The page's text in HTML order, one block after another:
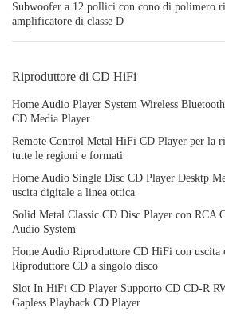
Subwoofer a 12 pollici con cono di polimero
amplificatore di classe D
Riproduttore di CD HiFi
Home Audio Player System Wireless
CD Media Player
Remote Control Metal HiFi CD Player per la
tutte le regioni e formati
Home Audio Single Disc CD Player Desktp
uscita digitale a linea ottica
Solid Metal Classic CD Disc Player con RCA
Audio System
Home Audio Riproduttore CD HiFi con uscita
Riproduttore CD a singolo disco
Slot In HiFi CD Player Supporto CD CD-R
Gapless Playback CD Player